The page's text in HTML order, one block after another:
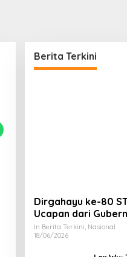
Berita Terkini
Dirgahayu ke-80
Ucapan dari
Kapolda.
In Berita Terkini, Nasional
18/06/2026